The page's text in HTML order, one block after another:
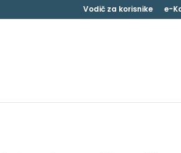
Vodič za korisnike e-